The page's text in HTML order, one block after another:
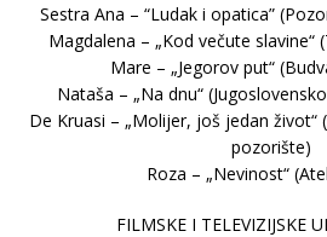
Sestra Ana – “Ludak i opatica”
Magdalena – „Kod večute slavine“
Mare – „Jegorov put“
Nataša – „Na dnu“
De Kruasi – „Molijer, još jedan život“
pozorište)
Roza – „Nevinost“
FILMSKE I TELEVIZIJSKE